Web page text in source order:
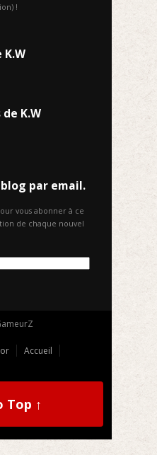
!
K.W
par email.
vous abonner à ce
de chaque nouvel
Accueil
Top ↑